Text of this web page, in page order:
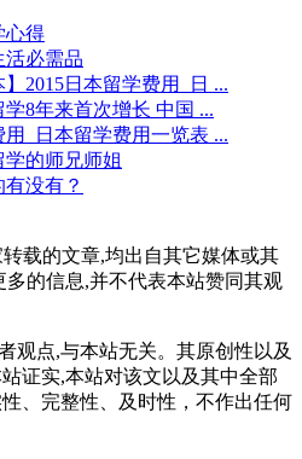
心得
活必需品
2015日本留学费用_日 ...
学8年来首次增长 中国 ...
用_日本留学费用一览表 ...
学的师兄师姐
没有？
载的文章,均出自其它媒体或其
的信息,并不代表本站赞同其观
观点,与本站无关。其原创性以及
证实,本站对该文以及其中全部
、完整性、及时性，不作出任何